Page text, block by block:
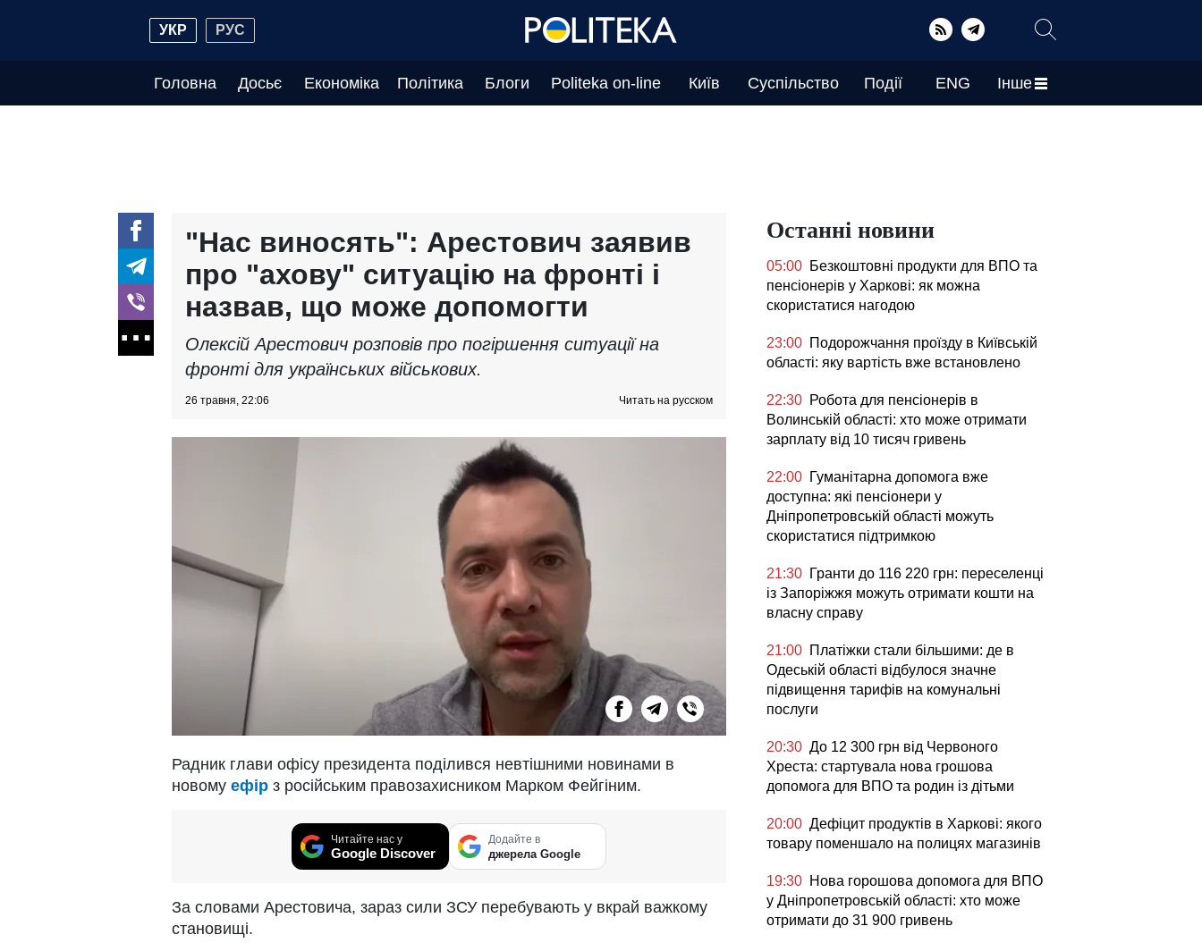
УКР РУС
Головна Досьє Економіка Політика Блоги Politeka on-line Київ Суспільство Події ENG Інше
"Нас виносять": Арестович заявив
про "ахову" ситуацію на фронті і
назвав, що може допомогти
Олексій Арестович розповів про погіршення ситуації на
фронті для українських військових.
26 травня, 22:06 Читать на русском
Радник глави офісу президента поділився невтішними новинами в
новому ефір з російським правозахисником Марком Фейгіним.
Читайте нас у
Google Discover
Додайте в
джерела Google
За словами Арестовича, зараз сили ЗСУ перебувають у вкрай важкому
становищі.
Останні новини
05:00 Безкоштовні продукти для ВПО та
пенсіонерів у Харкові: як можна
скористатися нагодою
23:00 Подорожчання проїзду в Київській
області: яку вартість вже встановлено
22:30 Робота для пенсіонерів в
Волинській області: хто може отримати
зарплату від 10 тисяч гривень
22:00 Гуманітарна допомога вже
доступна: які пенсіонери у
Дніпропетровській області можуть
скористатися підтримкою
21:30 Гранти до 116 220 грн: переселенці
із Запоріжжя можуть отримати кошти на
власну справу
21:00 Платіжки стали більшими: де в
Одеській області відбулося значне
підвищення тарифів на комунальні
послуги
20:30 До 12 300 грн від Червоного
Хреста: стартувала нова грошова
допомога для ВПО та родин із дітьми
20:00 Дефіцит продуктів в Харкові: якого
товару поменшало на полицях магазинів
19:30 Нова горошова допомога для ВПО
у Дніпропетровській області: хто може
отримати до 31 900 гривень